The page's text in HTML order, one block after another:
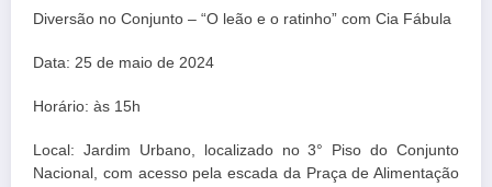
Diversão no Conjunto – “O leão e o ratinho” com Cia Fábula
Data: 25 de maio de 2024
Horário: às 15h
Local: Jardim Urbano, localizado no 3° Piso do Conjunto
Nacional, com acesso pela escada da Praça de Alimentação